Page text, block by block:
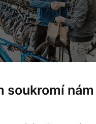
soukromí nám